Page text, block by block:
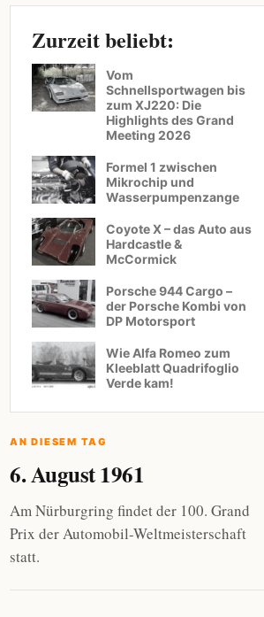
Zurzeit beliebt:
Vom
Schnellsportwagen bis
zum XJ220: Die
Highlights des Grand
Meeting 2026
Formel 1 zwischen
Mikrochip und
Wasserpumpenzange
Coyote X – das Auto aus
Hardcastle &
McCormick
Porsche 944 Cargo –
der Porsche Kombi von
DP Motorsport
Wie Alfa Romeo zum
Kleeblatt Quadrifoglio
Verde kam!
AN DIESEM TAG
6. August 1961
Am Nürburgring findet der 100. Grand
Prix der Automobil-Weltmeisterschaft
statt.